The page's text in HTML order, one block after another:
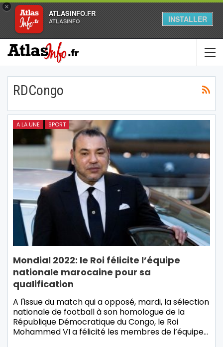
×
ATLASINFO.FR
ATLASINFO INSTALLER
RDCongo
A LA UNE SPORT
Mondial 2022: le Roi félicite l’équipe
nationale marocaine pour sa
qualification
A l'issue du match qui a opposé, mardi, la sélection
nationale de football à son homologue de la
République Démocratique du Congo, le Roi
Mohammed VI a félicité les membres de l’équipe…